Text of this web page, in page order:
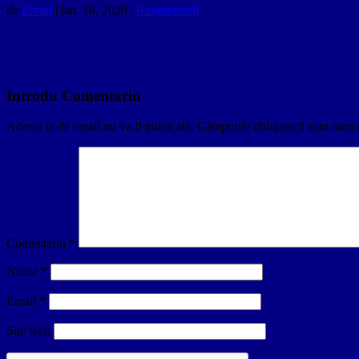
de Elvira | ian. 16, 2020 | 0 comentarii
Introdu Comentariu
Adresa ta de email nu va fi publicată. Câmpurile obligatorii sunt
Comentariu *
Nume *
Email *
Site web